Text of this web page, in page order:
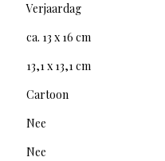
Verjaardag
ca. 13 x 16 cm
13,1 x 13,1 cm
Cartoon
Nee
Nee